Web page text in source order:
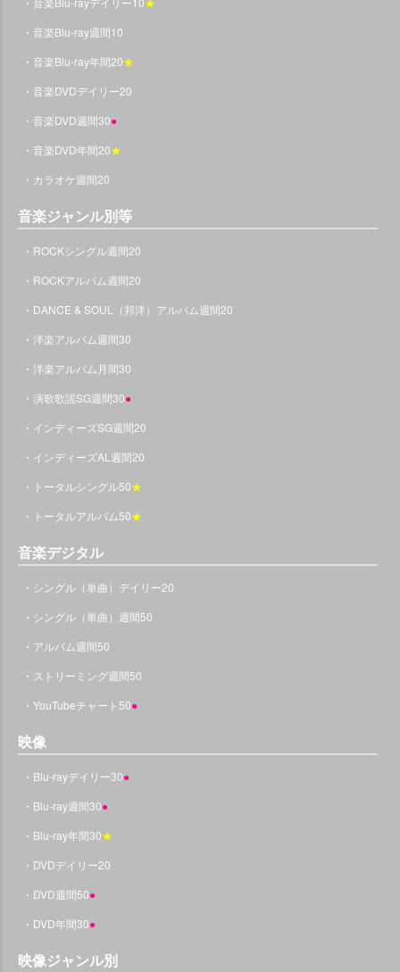
・音楽Blu-ray週間10
・音楽Blu-ray年間20★
・音楽DVDデイリー20
・音楽DVD週間30●
・音楽DVD年間20★
・カラオケ週間20
音楽ジャンル別等
・ROCKシングル週間20
・ROCKアルバム週間20
・DANCE & SOUL（邦洋）アルバム週間20
・洋楽アルバム週間30
・洋楽アルバム月間30
・演歌歌謡SG週間30●
・インディーズSG週間20
・インディーズAL週間20
・トータルシングル50★
・トータルアルバム50★
音楽デジタル
・シングル（単曲）デイリー20
・シングル（単曲）週間50
・アルバム週間50
・ストリーミング週間50
・YouTubeチャート50●
映像
・Blu-rayデイリー30●
・Blu-ray週間30●
・Blu-ray年間30★
・DVDデイリー20
・DVD週間50●
・DVD年間30●
映像ジャンル別